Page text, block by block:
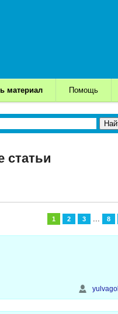
материал Помощь
статьи
1 2 3 ... 8